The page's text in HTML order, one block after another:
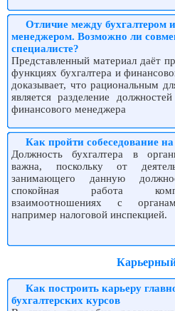
Отличие между бухгалтером
менеджером. Возможно ли
специалисте?
Представленный материал даёт
функциях бухгалтера и
доказывает, что рациональным
является разделение
финансового менеджера
Как пройти собеседование
Должность бухгалтера в
важна, поскольку от
занимающего данную
спокойная работа
взаимоотношениях с
например налоговой инспекцией.
Как построить карьеру
бухгалтерских курсов